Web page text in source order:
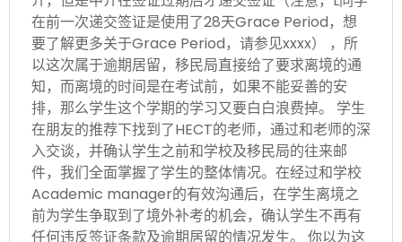
在前一次递交签证是使用了28天Grace Period，想
要了解更多关于Grace Period，请参见xxxx） ，所
以这次属于逾期居留，移民局直接给了要求离境的通
知，而离境的时间是在考试前，如果不能妥善的安
排，那么学生这个学期的学习又要白白浪费掉。 学生
在朋友的推荐下找到了HECT的老师，通过和老师的深
入交谈，并确认学生之前和学校及移民局的往来邮
件，我们全面掌握了学生的整体情况。在经过和学校
Academic manager的有效沟通后，在学生离境之
前为学生争取到了境外补考的机会，确认学生不再有
任何违反签证条款及逾期居留的情况发生。 你以为这